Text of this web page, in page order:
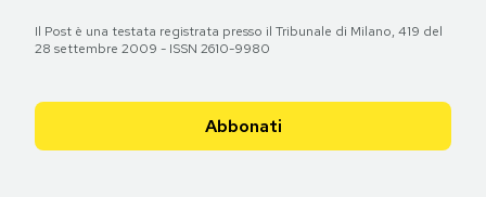
Il Post è una testata registrata presso il Tribunale di Milano, 419 del
28 settembre 2009 - ISSN 2610-9980
Abbonati